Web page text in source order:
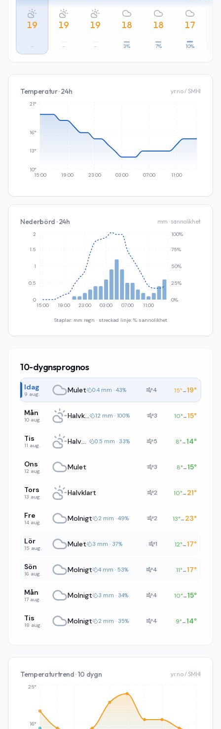
19
–
19
–
19
–
18
3%
18
7%
17
10%
Temperatur · 24h yr.no / SMHI
15:00 19:00 23:00 03:00 07:00 11:00
10°
13°
16°
21°
Nederbörd · 24h mm · sannolikhet
15:00 19:00 23:00 03:00 07:00 11:00
0
0.5
1
1.5
2
0%
25%
50%
75%
100%
Staplar: mm regn · streckad linje: % sannolikhet
10-dygnsprognos
Idag
9 aug. Mulet 0.4 mm · 43% 4 15°→19°
Mån
10 aug. Halvklart 12 mm · 100% 3 10°→15°
Tis
11 aug. Halvklart 0.5 mm · 33% 5 8°→14°
Ons
12 aug. Mulet 3 8°→15°
Tors
13 aug. Halvklart 2 10°→ 21°
Fre
14 aug. Molnigt 2 mm · 49% 2 13°→ 23°
Lör
15 aug. Mulet 3 mm · 37% 1 12°→17°
Sön
16 aug. Molnigt 4 mm · 53% 4 11°→17°
Mån
17 aug. Molnigt 3 mm · 34% 4 10°→15°
Tis
18 aug. Molnigt 2 mm · 35% 4 9°→14°
Temperaturtrend · 10 dygn yr.no / SMHI
16°
25°